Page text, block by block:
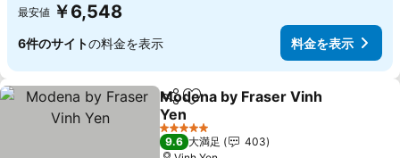
最安値 ￥6,548
6件のサイトの料金を表示 料金を表示
シェアお気に入りに追加
Modena by Fraser Vinh
Yen
料金を表示
5 ホテルのランク
9.6 大満足
403